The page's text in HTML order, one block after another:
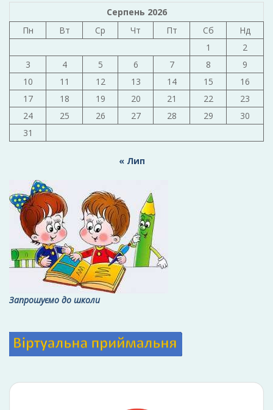
Серпень 2026
Пн
Вт Ср Чт Пт Сб
Нд
1
2
3
4 5 6 7 8
9
10
11 12 13 14 15
16
17
18 19 20 21 22
23
24
25 26 27 28 29
30
31
« Лип
Запрошуємо до школи